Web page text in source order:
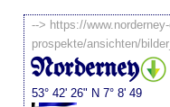
--> https://
prospekte/ansichten/
Norderney
53° 42' 26" N 7° 8' 49